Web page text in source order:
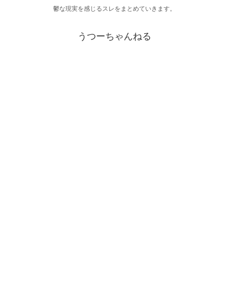
鬱な現実を感じるスレをまとめていきます。
うつーちゃんねる